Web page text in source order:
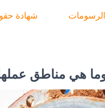
شهادة
وما هي مناطق